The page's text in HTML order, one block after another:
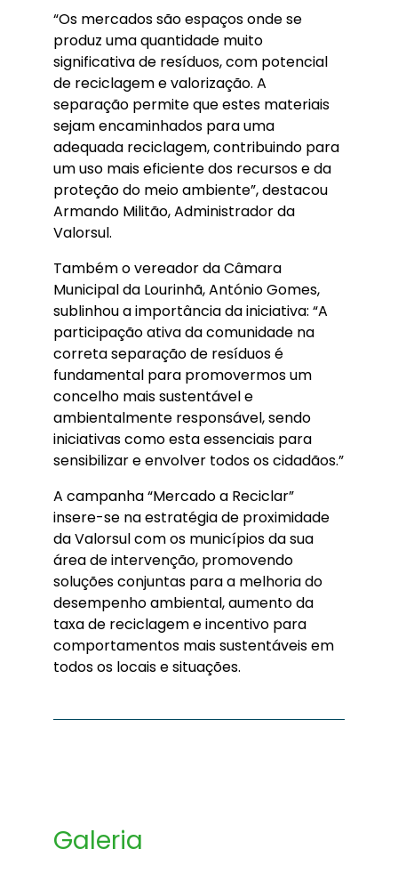
“Os mercados são espaços onde se
produz uma quantidade muito
significativa de resíduos, com potencial
de reciclagem e valorização. A
separação permite que estes materiais
sejam encaminhados para uma
adequada reciclagem, contribuindo para
um uso mais eficiente dos recursos e da
proteção do meio ambiente”, destacou
Armando Militão, Administrador da
Valorsul.
Também o vereador da Câmara
Municipal da Lourinhã, António Gomes,
sublinhou a importância da iniciativa: “A
participação ativa da comunidade na
correta separação de resíduos é
fundamental para promovermos um
concelho mais sustentável e
ambientalmente responsável, sendo
iniciativas como esta essenciais para
sensibilizar e envolver todos os cidadãos.”
A campanha “Mercado a Reciclar”
insere-se na estratégia de proximidade
da Valorsul com os municípios da sua
área de intervenção, promovendo
soluções conjuntas para a melhoria do
desempenho ambiental, aumento da
taxa de reciclagem e incentivo para
comportamentos mais sustentáveis em
todos os locais e situações.
Galeria